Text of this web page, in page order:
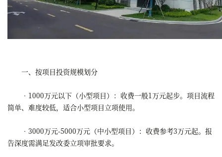
一、按项目投资规模划分
•1000万元以下（小型项目）：收费一般1万元起步。项目流程
简单、难度较低，适合小型项目立项使用。
•3000万元-5000万元（中小型项目）：收费参考3万元起。报
告深度需满足发改委立项审批要求。